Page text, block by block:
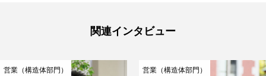
関連インタビュー
営業（構造体部門） 営業（構造体部門）